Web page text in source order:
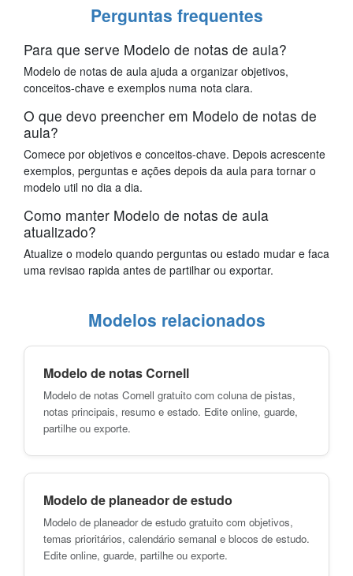
Perguntas frequentes
Para que serve Modelo de notas de aula?
Modelo de notas de aula ajuda a organizar objetivos,
conceitos-chave e exemplos numa nota clara.
O que devo preencher em Modelo de notas de
aula?
Comece por objetivos e conceitos-chave. Depois acrescente
exemplos, perguntas e ações depois da aula para tornar o
modelo util no dia a dia.
Como manter Modelo de notas de aula
atualizado?
Atualize o modelo quando perguntas ou estado mudar e faca
uma revisao rapida antes de partilhar ou exportar.
Modelos relacionados
Modelo de notas Cornell
Modelo de notas Cornell gratuito com coluna de pistas,
notas principais, resumo e estado. Edite online, guarde,
partilhe ou exporte.
Modelo de planeador de estudo
Modelo de planeador de estudo gratuito com objetivos,
temas prioritários, calendário semanal e blocos de estudo.
Edite online, guarde, partilhe ou exporte.